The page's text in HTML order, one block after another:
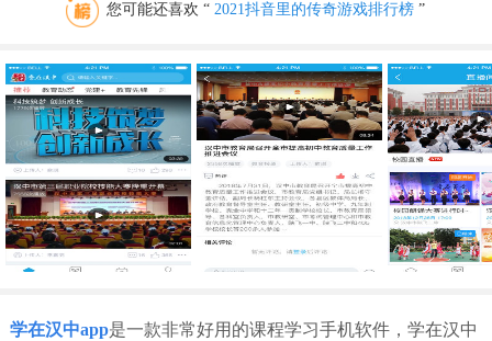
您可能还喜欢 “2021抖音里的传奇游戏排行榜 ”
学在汉中app是一款非常好用的课程学习手机软件，学在汉中